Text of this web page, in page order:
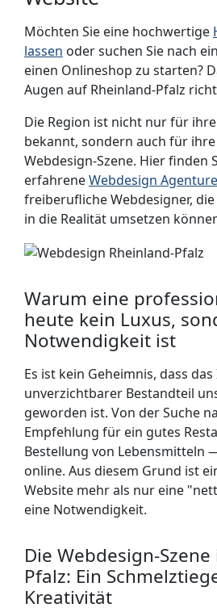
Möchten Sie eine hochwertige
lassen oder suchen Sie nach
einen Onlineshop zu starten?
Augen auf Rheinland-Pfalz
Die Region ist nicht nur für
bekannt, sondern auch für
Webdesign-Szene. Hier finden
erfahreneWebdesign
freiberufliche Webdesigner,
in die Realität umsetzen
Warum eine
heute kein Luxus,
Notwendigkeit ist
Es ist kein Geheimnis, dass
unverzichtbarer Bestandteil
geworden ist. Von der Suche
Empfehlung für ein gutes
Bestellung von Lebensmitteln
online. Aus diesem Grund ist
Website mehr als nur eine
eine Notwendigkeit.
Die Webdesign-
Pfalz: Ein
Kreativität